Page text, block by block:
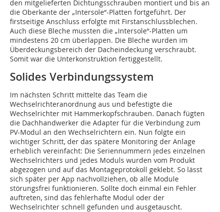
den mitgelieferten Dichtungsschrauben montiert und bis an
die Oberkante der „Intersole“-Platten fortgeführt. Der
firstseitige Anschluss erfolgte mit Firstanschlussblechen.
Auch diese Bleche mussten die „Intersole“-Platten um
mindestens 20 cm überlappen. Die Bleche wurden im
Überdeckungsbereich der Dacheindeckung verschraubt.
Somit war die Unterkonstruktion fertiggestellt.
Solides Verbindungssystem
Im nächsten Schritt mittelte das Team die
Wechselrichteranordnung aus und befestigte die
Wechselrichter mit Hammerkopfschrauben. Danach fügten
die Dachhandwerker die Adapter für die Verbindung zum
PV-Modul an den Wechselrichtern ein. Nun folgte ein
wichtiger Schritt, der das spätere Monitoring der Anlage
erheblich vereinfacht: Die Seriennummern jedes einzelnen
Wechselrichters und jedes Moduls wurden vom Produkt
abgezogen und auf das Montageprotokoll geklebt. So lässt
sich später per App nachvollziehen, ob alle Module
störungsfrei funktionieren. Sollte doch einmal ein Fehler
auftreten, sind das fehlerhafte Modul oder der
Wechselrichter schnell gefunden und ausgetauscht.